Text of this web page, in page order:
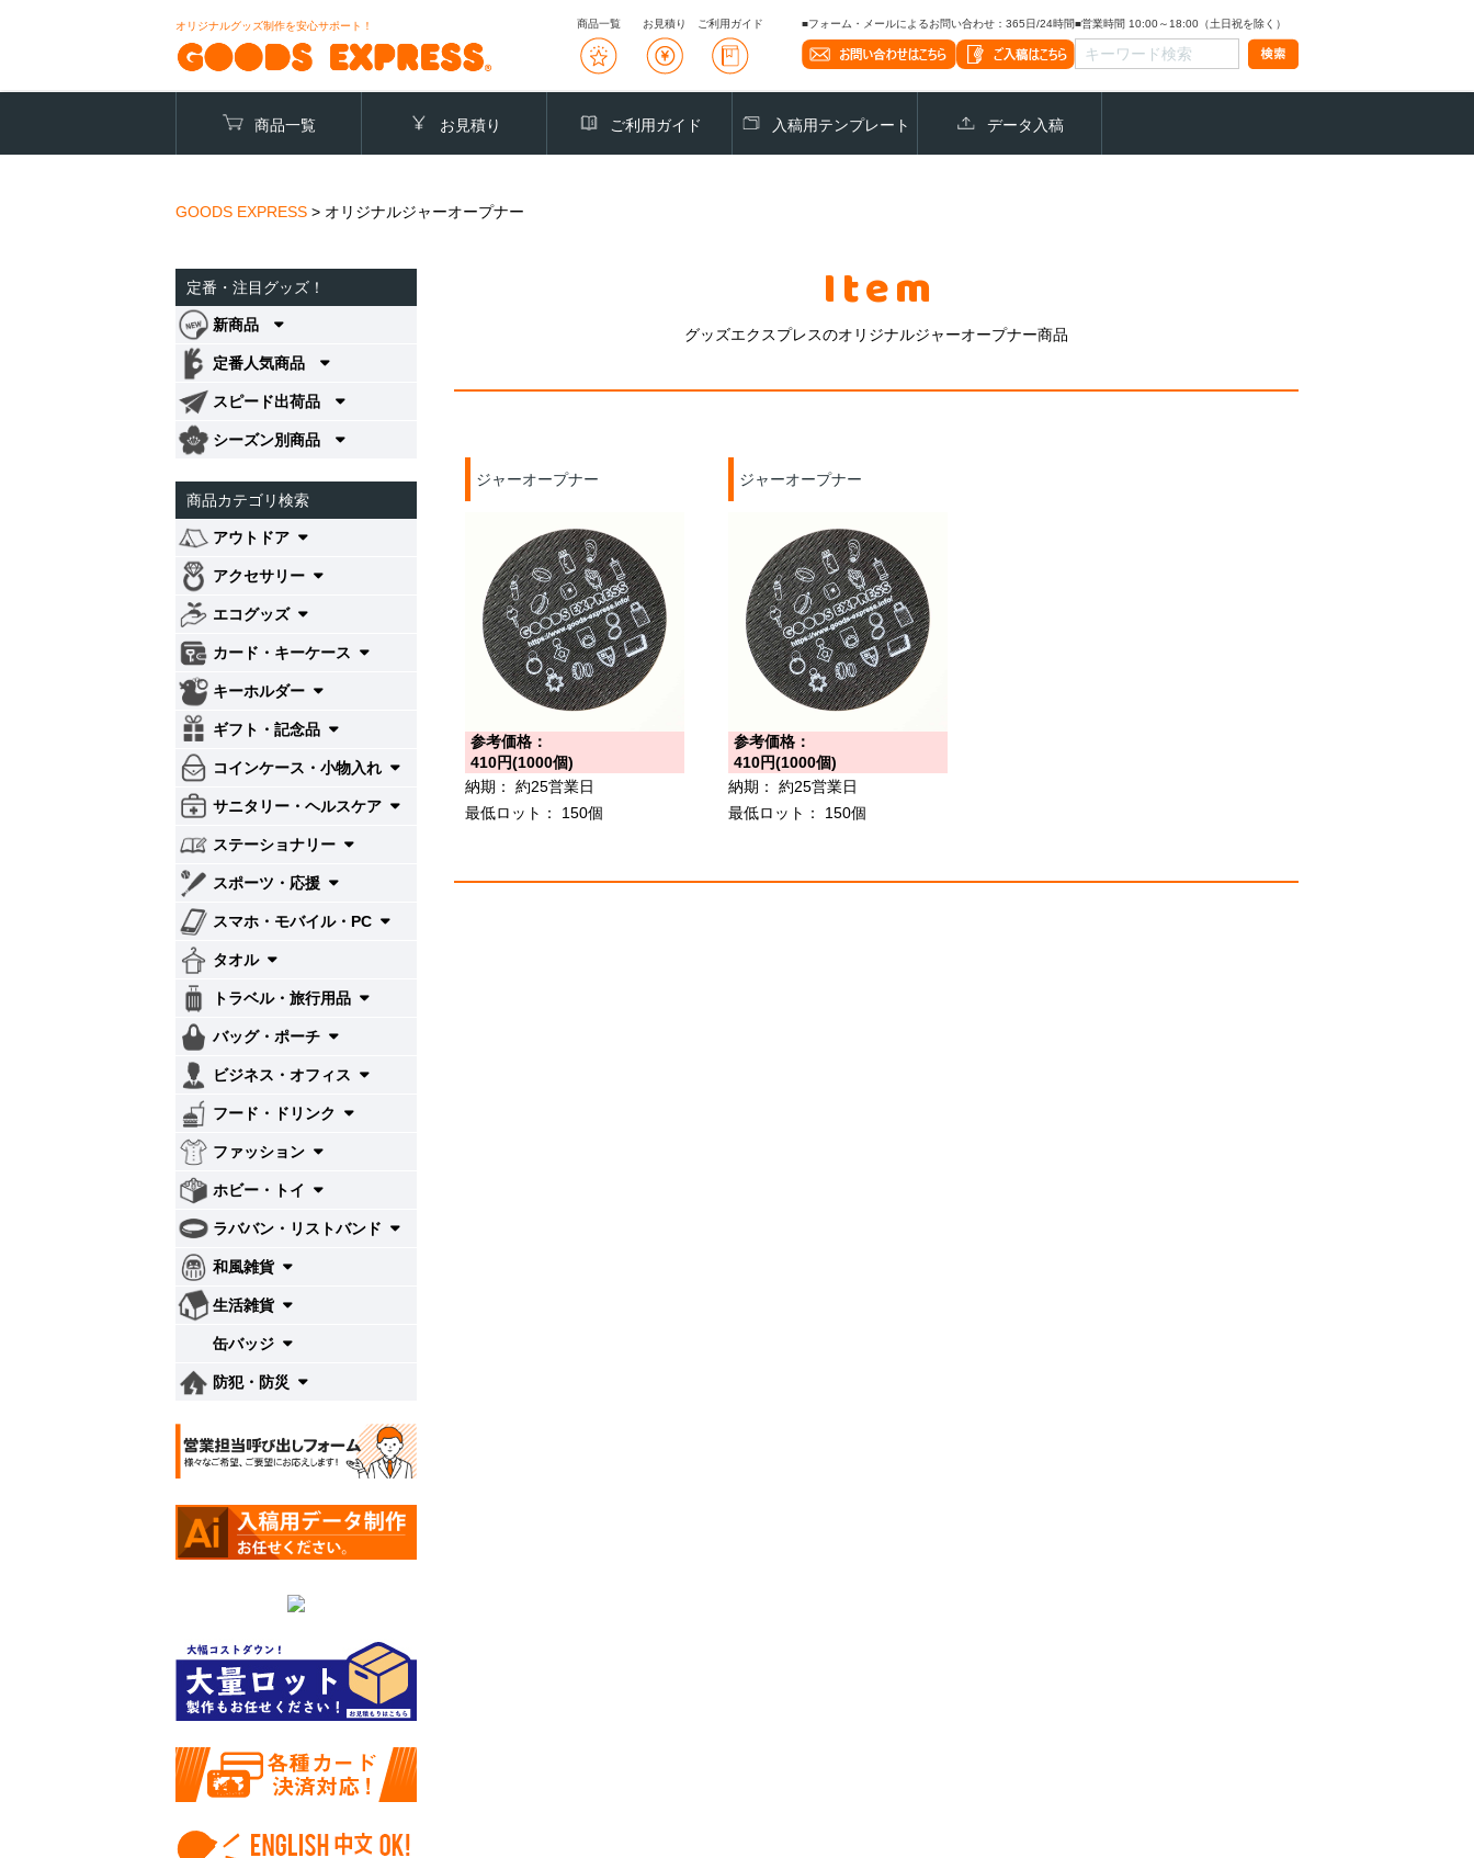
オリジナルグッズ制作を安心サポート！ 商品一覧 お見積り ご利用ガイド ■フォーム・メールによるお問い合わせ：365日/24時間■営業時間 10:00～18:00（土日祝を除く）
商品一覧 お見積り ご利用ガイド 入稿用テンプレート データ入稿
GOODS EXPRESS > オリジナルジャーオープナー
Item
グッズエクスプレスのオリジナルジャーオープナー商品
ジャーオープナー
参考価格：
410円(1000個)
納期：
約25営業日
最低ロット：
150個
ジャーオープナー
参考価格：
410円(1000個)
納期：
約25営業日
最低ロット：
150個
定番・注目グッズ！
新商品
定番人気商品
スピード出荷品
シーズン別商品
商品カテゴリ検索
アウトドア
アクセサリー
エコグッズ
カード・キーケース
キーホルダー
ギフト・記念品
コインケース・小物入れ
サニタリー・ヘルスケア
ステーショナリー
スポーツ・応援
スマホ・モバイル・PC
タオル
トラベル・旅行用品
バッグ・ポーチ
ビジネス・オフィス
フード・ドリンク
ファッション
ホビー・トイ
ラババン・リストバンド
和風雑貨
生活雑貨
缶バッジ
防犯・防災